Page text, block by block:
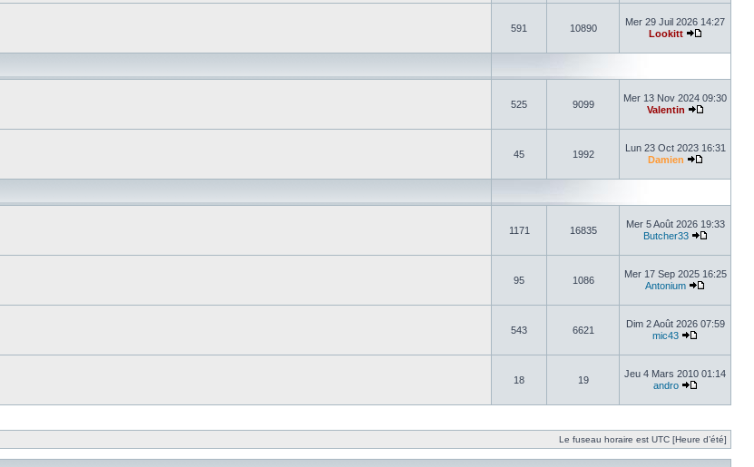
591 10890
Mer 29 Juil 2026 14:27
Lookitt
525 9099
Mer 13 Nov 2024 09:30
Valentin
45 1992
Lun 23 Oct 2023 16:31
Damien
1171 16835
Mer 5 Août 2026 19:33
Butcher33
95 1086
Mer 17 Sep 2025 16:25
Antonium
543 6621
Dim 2 Août 2026 07:59
mic43
18 19
Jeu 4 Mars 2010 01:14
andro
Le fuseau horaire est UTC [Heure d’été]